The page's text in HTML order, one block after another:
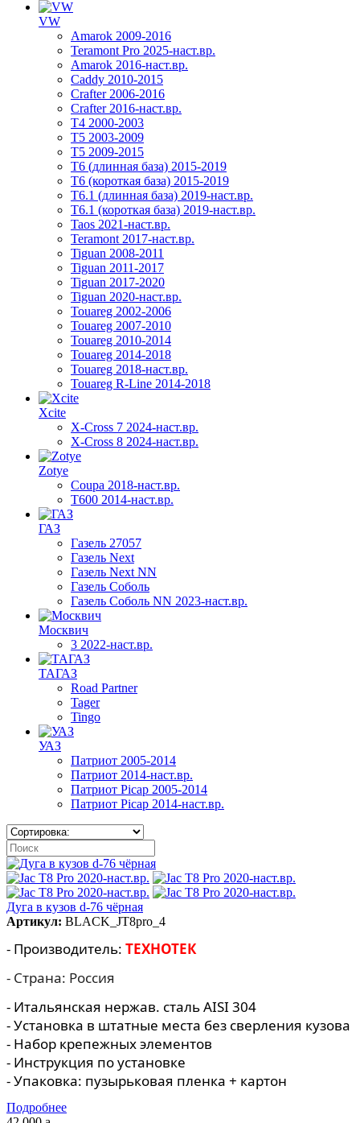
VW
Amarok 2009-2016
Teramont Pro 2025-наст.вр.
Amarok 2016-наст.вр.
Caddy 2010-2015
Crafter 2006-2016
Crafter 2016-наст.вр.
T4 2000-2003
T5 2003-2009
T5 2009-2015
T6 (длинная база) 2015-2019
Т6 (короткая база) 2015-2019
T6.1 (длинная база) 2019-наст.вр.
T6.1 (короткая база) 2019-наст.вр.
Taos 2021-наст.вр.
Teramont 2017-наст.вр.
Tiguan 2008-2011
Tiguan 2011-2017
Tiguan 2017-2020
Tiguan 2020-наст.вр.
Touareg 2002-2006
Touareg 2007-2010
Touareg 2010-2014
Touareg 2014-2018
Touareg 2018-наст.вр.
Touareg R-Line 2014-2018
Xcite
X-Cross 7 2024-наст.вр.
X-Cross 8 2024-наст.вр.
Zotye
Coupa 2018-наст.вр.
T600 2014-наст.вр.
ГАЗ
Газель 27057
Газель Next
Газель Next NN
Газель Соболь
Газель Соболь NN 2023-наст.вр.
Москвич
3 2022-наст.вр.
ТАГАЗ
Road Partner
Tager
Tingo
УАЗ
Патриот 2005-2014
Патриот 2014-наст.вр.
Патриот Picap 2005-2014
Патриот Picap 2014-наст.вр.
Дуга в кузов d-76 чёрная
Артикул: BLACK_JT8pro_4
- Производитель: ТЕХНОТЕК
- Страна: Россия
- Итальянская нержав. сталь AISI 304
- Установка в штатные места без сверления кузова
- Набор крепежных элементов
- Инструкция по установке
- Упаковка: пузырьковая пленка + картон
Подробнее